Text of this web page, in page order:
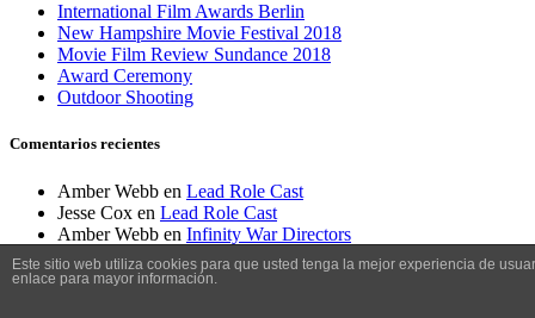
International Film Awards Berlin
New Hampshire Movie Festival 2018
Movie Film Review Sundance 2018
Award Ceremony
Outdoor Shooting
Comentarios recientes
Amber Webb en Lead Role Cast
Jesse Cox en Lead Role Cast
Amber Webb en Infinity War Directors
Jesse Cox
Infinity War Directors
Amber WebbenHall of Fame Award
Este sitio web utiliza cookies para que usted tenga la mejor experiencia de
enlace para mayor información.